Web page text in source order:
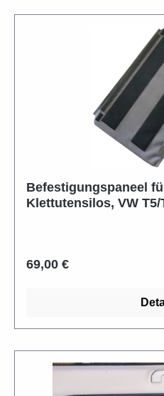
Befestigungspaneel
Klettutensilos, VW T5/
Regulärer Preis:
69,00 €